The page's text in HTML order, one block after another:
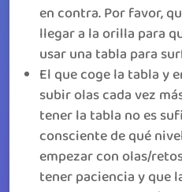
en contra. Por favor,
llegar a la orilla para
usar una tabla para
El que coge la tabla y
subir olas cada vez
tener la tabla no es
consciente de qué
empezar con olas/
tener paciencia y que